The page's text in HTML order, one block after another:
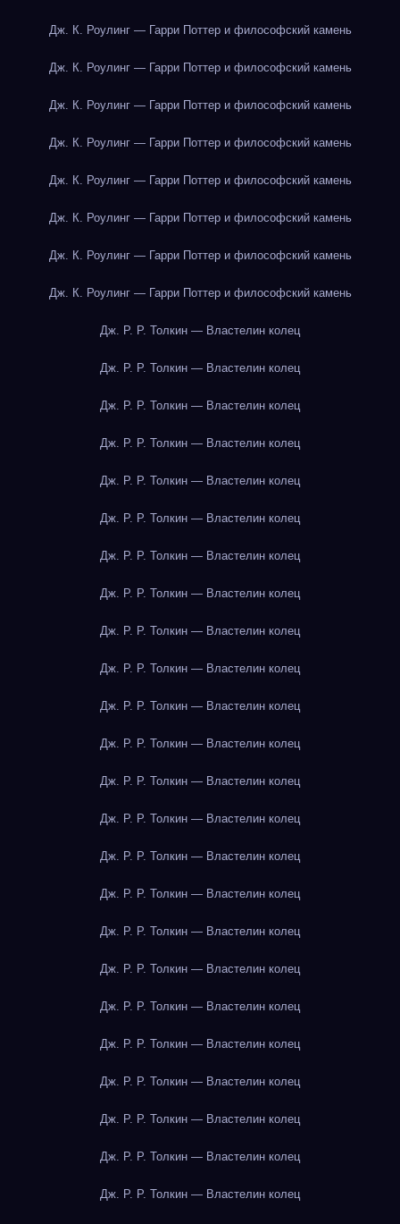
Дж. К. Роулинг — Гарри Поттер и философский камень
Дж. К. Роулинг — Гарри Поттер и философский камень
Дж. К. Роулинг — Гарри Поттер и философский камень
Дж. К. Роулинг — Гарри Поттер и философский камень
Дж. К. Роулинг — Гарри Поттер и философский камень
Дж. К. Роулинг — Гарри Поттер и философский камень
Дж. К. Роулинг — Гарри Поттер и философский камень
Дж. К. Роулинг — Гарри Поттер и философский камень
Дж. Р. Р. Толкин — Властелин колец
Дж. Р. Р. Толкин — Властелин колец
Дж. Р. Р. Толкин — Властелин колец
Дж. Р. Р. Толкин — Властелин колец
Дж. Р. Р. Толкин — Властелин колец
Дж. Р. Р. Толкин — Властелин колец
Дж. Р. Р. Толкин — Властелин колец
Дж. Р. Р. Толкин — Властелин колец
Дж. Р. Р. Толкин — Властелин колец
Дж. Р. Р. Толкин — Властелин колец
Дж. Р. Р. Толкин — Властелин колец
Дж. Р. Р. Толкин — Властелин колец
Дж. Р. Р. Толкин — Властелин колец
Дж. Р. Р. Толкин — Властелин колец
Дж. Р. Р. Толкин — Властелин колец
Дж. Р. Р. Толкин — Властелин колец
Дж. Р. Р. Толкин — Властелин колец
Дж. Р. Р. Толкин — Властелин колец
Дж. Р. Р. Толкин — Властелин колец
Дж. Р. Р. Толкин — Властелин колец
Дж. Р. Р. Толкин — Властелин колец
Дж. Р. Р. Толкин — Властелин колец
Дж. Р. Р. Толкин — Властелин колец
Дж. Р. Р. Толкин — Властелин колец